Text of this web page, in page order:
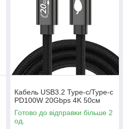
Кабель USB3.2 Type-c/Type-c
PD100W 20Gbps 4K 50см
Готово до відправки більше 2
од.